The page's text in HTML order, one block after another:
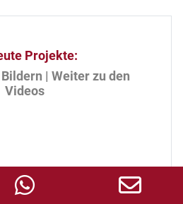
Projekte:
Weiter zu den
Videos